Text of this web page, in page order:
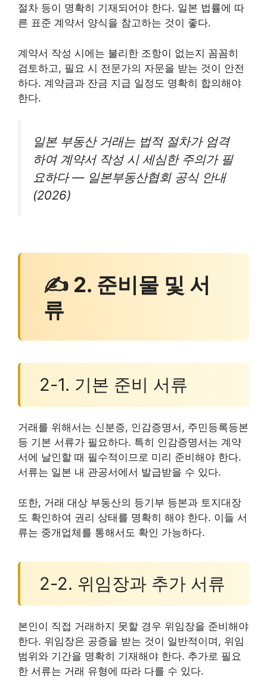
절차 등이 명확히 기재되어야 한다. 일본 법률에 따
른 표준 계약서 양식을 참고하는 것이 좋다.
계약서 작성 시에는 불리한 조항이 없는지 꼼꼼히
검토하고, 필요 시 전문가의 자문을 받는 것이 안전
하다. 계약금과 잔금 지급 일정도 명확히 합의해야
한다.
일본 부동산 거래는 법적 절차가 엄격
하여 계약서 작성 시 세심한 주의가 필
요하다 — 일본부동산협회 공식 안내
(2026)
✍ 2. 준비물 및 서
류
2-1. 기본 준비 서류
거래를 위해서는 신분증, 인감증명서, 주민등록등본
등 기본 서류가 필요하다. 특히 인감증명서는 계약
서에 날인할 때 필수적이므로 미리 준비해야 한다.
서류는 일본 내 관공서에서 발급받을 수 있다.
또한, 거래 대상 부동산의 등기부 등본과 토지대장
도 확인하여 권리 상태를 명확히 해야 한다. 이들 서
류는 중개업체를 통해서도 확인 가능하다.
2-2. 위임장과 추가 서류
본인이 직접 거래하지 못할 경우 위임장을 준비해야
한다. 위임장은 공증을 받는 것이 일반적이며, 위임
범위와 기간을 명확히 기재해야 한다. 추가로 필요
한 서류는 거래 유형에 따라 다를 수 있다.